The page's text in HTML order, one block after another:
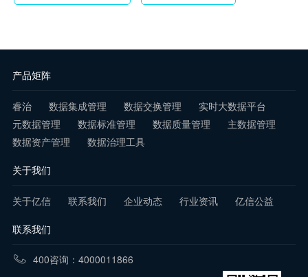
产品矩阵
睿治 数据集成管理 数据交换管理
实时大数据平台
元数据管理
数据标准管理 数据质量管理
主数据管理
数据资产管理
数据治理工具
关于我们
关于亿信 联系我们 企业动态 行业资讯 亿信公益
联系我们
400咨询：4000011866